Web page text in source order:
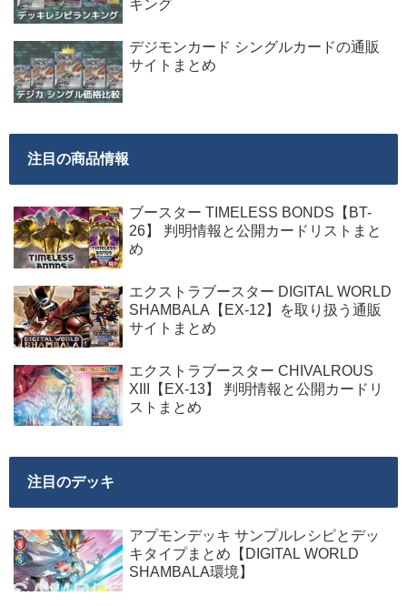
キング
デジモンカード シングルカードの通販
サイトまとめ
注目の商品情報
ブースター TIMELESS BONDS【BT-
26】 判明情報と公開カードリストまと
め
エクストラブースター DIGITAL WORLD
SHAMBALA【EX-12】を取り扱う通販
サイトまとめ
エクストラブースター CHIVALROUS
XIII【EX-13】 判明情報と公開カードリ
ストまとめ
注目のデッキ
アプモンデッキ サンプルレシピとデッ
キタイプまとめ【DIGITAL WORLD
SHAMBALA環境】